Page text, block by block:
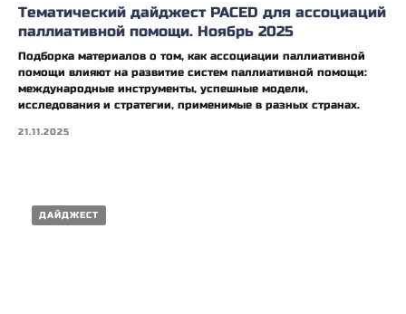
Тематический дайджест PACED для ассоциаций
паллиативной помощи. Ноябрь 2025
Подборка материалов о том, как ассоциации паллиативной
помощи влияют на развитие систем паллиативной помощи:
международные инструменты, успешные модели,
исследования и стратегии, применимые в разных странах.
21.11.2025
ДАЙДЖЕСТ